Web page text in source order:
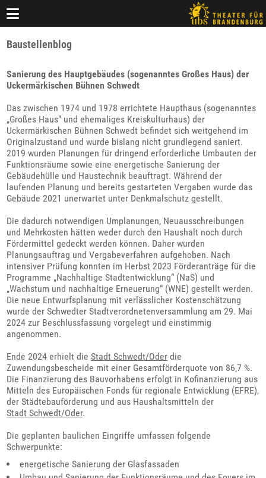
Baustellenblog
Sanierung des Hauptgebäudes (sogenanntes Großes Haus) der
Uckermärkischen Bühnen Schwedt
Das zwischen 1974 und 1978 errichtete Haupthaus (sogenanntes
„Großes Haus“ und ehemaliges Kreiskulturhaus) der
Uckermärkischen Bühnen Schwedt befindet sich weitgehend im
Originalzustand und wurde bislang nicht grundlegend saniert.
2019 wurden Planungen für dringend erforderliche Umbauten der
Funktionsräume sowie eine energetische Sanierung der
Gebäudehülle und Haustechnik beauftragt. Während der
laufenden Planung und bereits gestarteten Vergaben wurde das
Gebäude 2021 unerwartet unter Denkmalschutz gestellt.
Die dadurch notwendigen Umplanungen, Neuausschreibungen
und Mehrkosten hätten weder durch den Haushalt noch durch
Fördermittel gedeckt werden können. Daher wurden
Planungsauftrag und Vergabeverfahren aufgehoben. Nach
intensiver Prüfung konnten im Herbst 2023 Förderanträge für die
Programme „Nachhaltige Stadtentwicklung“ (NaS) und
„Wachstum und nachhaltige Erneuerung“ (WNE) gestellt werden.
Die neue Entwurfsplanung mit verlässlicher Kostenschätzung
wurde der Schwedter Stadtverordnetenversammlung am 29. Mai
2024 zur Beschlussfassung vorgelegt und einstimmig
angenommen.
Ende 2024 erhielt dieStadt Schwedt/Oder die
Zuwendungsbescheide mit einer Gesamtförderquote von 86,7 %.
Die Finanzierung des Bauvorhabens erfolgt in Kofinanzierung aus
Mitteln des Europäischen Fonds für regionale Entwicklung (EFRE),
der Städtebauförderung und aus Haushaltsmitteln der
Stadt Schwedt/Oder.
Die geplanten baulichen Eingriffe umfassen folgende
Schwerpunkte:
energetische Sanierung der Glasfassaden